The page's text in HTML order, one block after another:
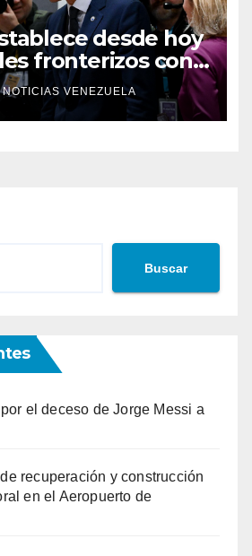
desde hoy
fronterizos con
rechazo de Roma
restricciones
NOTICIAS VENEZUELA
Buscar
el deceso de Jorge Messi a
recuperación y construcción
en el Aeropuerto de